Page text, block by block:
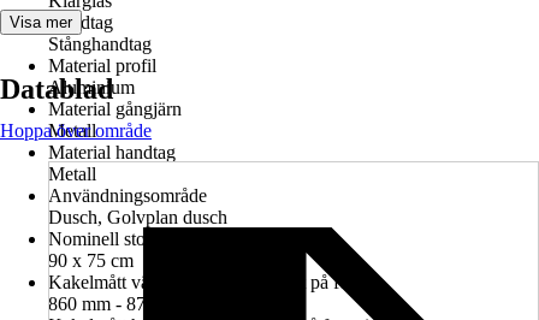
Handtag
Stånghandtag
Material profil
Aluminium
Material gångjärn
Metall
Material handtag
Metall
Användningsområde
Dusch, Golvplan dusch
Nominell storlek i cm
90 x 75 cm
Kakelmått vänster (glasrutans mitt på fogen)
860 mm - 874 mm
Visa mer
Datablad
Hoppa över område